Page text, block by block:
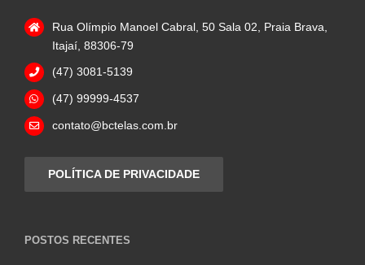
Rua Olímpio Manoel Cabral, 50 Sala 02, Praia Brava,
Itajaí, 88306-79
(47) 3081-5139
(47) 99999-4537
contato@bctelas.com.br
POLÍTICA DE PRIVACIDADE
POSTOS RECENTES